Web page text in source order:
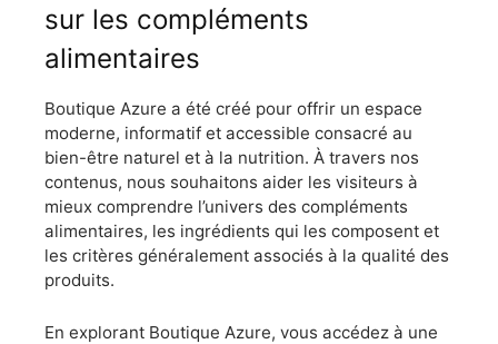
sur les compléments
alimentaires
Boutique Azure a été créé pour offrir un espace
moderne, informatif et accessible consacré au
bien-être naturel et à la nutrition. À travers nos
contenus, nous souhaitons aider les visiteurs à
mieux comprendre l’univers des compléments
alimentaires, les ingrédients qui les composent et
les critères généralement associés à la qualité des
produits.
En explorant Boutique Azure, vous accédez à une